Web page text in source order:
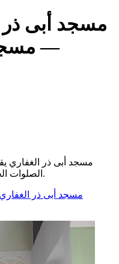
مسجد أبى
—
مسجد أبى ذر الغفاري
الصلوات الخمس والجمعة، ويخدم سكان المنطقة.
مسجد أبى ذر